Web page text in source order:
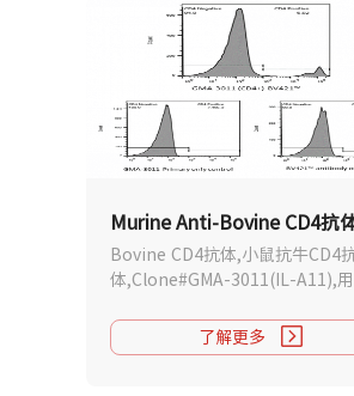
Bovine CD4抗体,小鼠抗牛CD4
体,Clone#GMA-3011(IL-A11),
Greenmoab Murine Anti-
CD4抗体支持生物素和荧光标记.
了解更多